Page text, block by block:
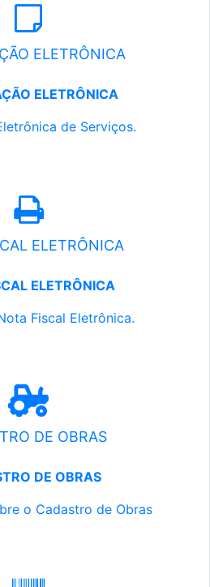
ELETRÔNICA
ELETRÔNICA
de Serviços.
ELETRÔNICA
ELETRÔNICA
Fiscal Eletrônica.
DE OBRAS
DE OBRAS
o Cadastro de Obras